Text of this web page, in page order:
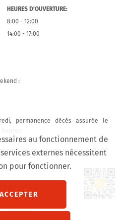
Lien
HEURES D’OUVERTURE:
8:00 - 12:00
14:00 - 17:00
:
permanence décès assurée le
décès assurée le lundi de 10:00
SITEMAP
au fonctionnement de
externes nécessitent
pour fonctionner.